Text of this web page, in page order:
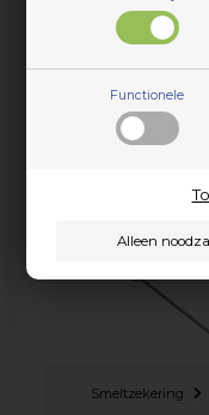
Functionele
Schakelaar
Smeltzekering